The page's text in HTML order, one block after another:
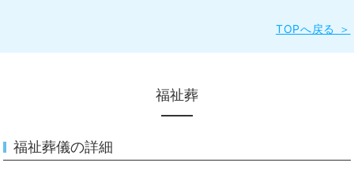
TOPへ戻る ＞
福祉葬
福祉葬儀の詳細